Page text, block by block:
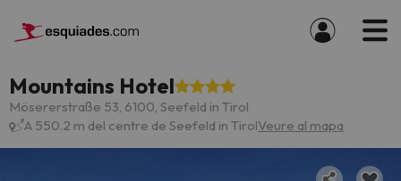
Mountains Hotel
Mösererstraße 53, 6100, Seefeld in Tirol
A 550.2 m del centre de Seefeld in TirolVeure al mapa